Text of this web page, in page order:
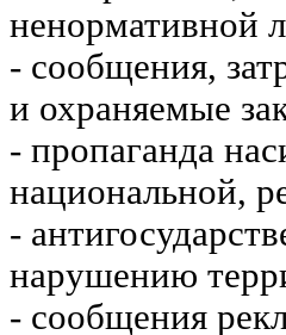
ненормативной
- сообщения,
и охраняемые
- пропаганда
национальной,
-
нарушению
- сообщения